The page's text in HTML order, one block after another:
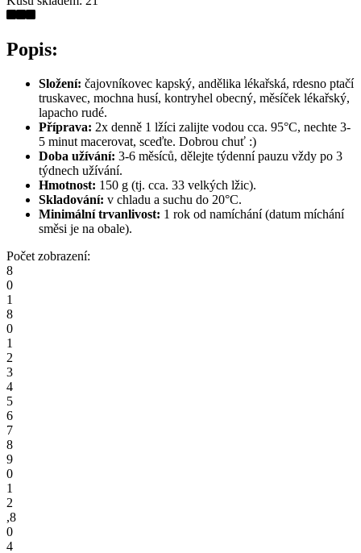
Popis:
Složení: čajovníkovec kapský, andělika lékařská, rdesno ptačí
truskavec, mochna husí, kontryhel obecný, měsíček lékařský,
lapacho rudé.
Příprava: 2x denně 1 lžíci zalijte vodou cca. 95°C, nechte 3-
5 minut macerovat, sceďte. Dobrou chuť :)
Doba užívání: 3-6 měsíců, dělejte týdenní pauzu vždy po 3
týdnech užívání.
Hmotnost: 150 g (tj. cca. 33 velkých lžic).
Skladování: v chladu a suchu do 20°C.
Minimální trvanlivost: 1 rok od namíchání (datum míchání
směsi je na obale).
Počet zobrazení:
8
0
1
8
0
1
2
3
4
5
6
7
8
9
0
1
2
,8
0
4